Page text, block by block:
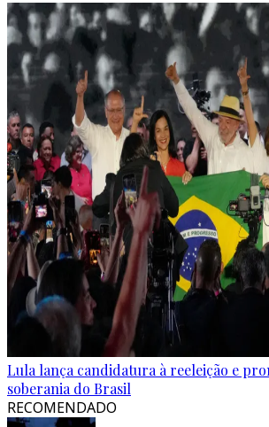
Lula lança candidatura à reeleição e
soberania do Brasil
RECOMENDADO